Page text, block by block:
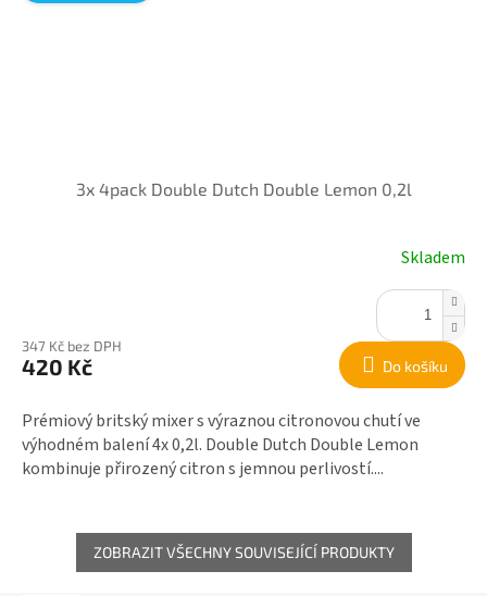
3x 4pack Double Dutch Double Lemon 0,2l
Skladem
347 Kč bez DPH
420 Kč Do košíku
Prémiový britský mixer s výraznou citronovou chutí ve
výhodném balení 4x 0,2l. Double Dutch Double Lemon
kombinuje přirozený citron s jemnou perlivostí....
ZOBRAZIT VŠECHNY SOUVISEJÍCÍ PRODUKTY